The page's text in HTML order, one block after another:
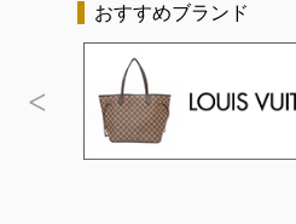
おすすめブランド